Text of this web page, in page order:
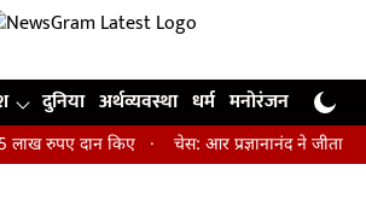
दुनिया अर्थव्यवस्था धर्म मनोरंजन खेल
दान किए चेस: आर प्रज्ञानानंद ने जीता सेंट लुइस